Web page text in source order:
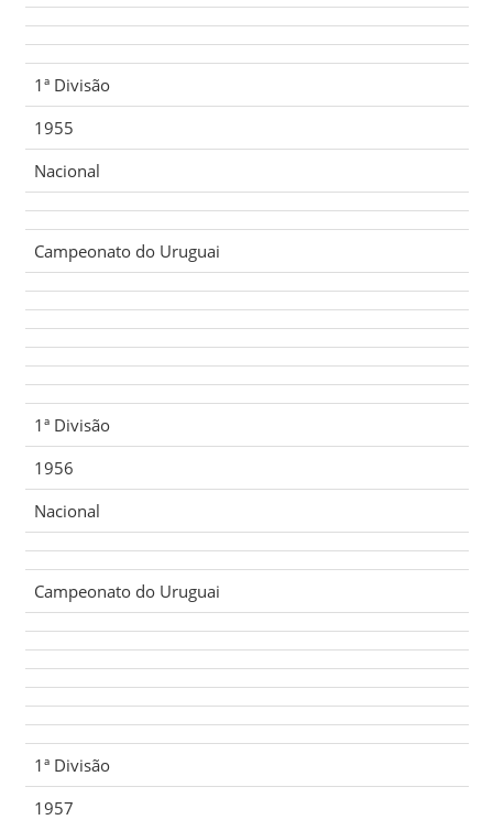
1ª Divisão
1955
Nacional
Campeonato do Uruguai
1ª Divisão
1956
Nacional
Campeonato do Uruguai
1ª Divisão
1957